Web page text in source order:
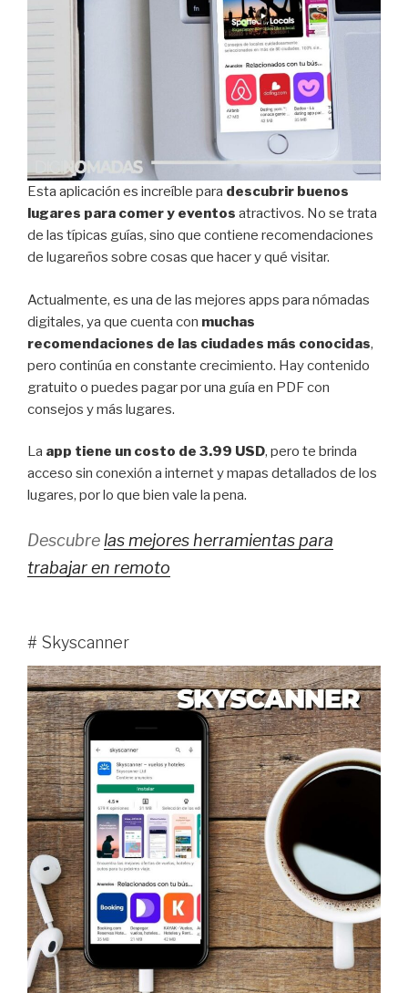
Esta aplicación es increíble para descubrir buenos
lugares para comer y eventos atractivos. No se trata
de las típicas guías, sino que contiene recomendaciones
de lugareños sobre cosas que hacer y qué visitar.
Actualmente, es una de las mejores apps para nómadas
digitales, ya que cuenta con muchas
recomendaciones de las ciudades más conocidas,
pero continúa en constante crecimiento. Hay contenido
gratuito o puedes pagar por una guía en PDF con
consejos y más lugares.
La app tiene un costo de 3.99 USD, pero te brinda
acceso sin conexión a internet y mapas detallados de los
lugares, por lo que bien vale la pena.
Descubre las mejores herramientas para
trabajar en remoto
# Skyscanner